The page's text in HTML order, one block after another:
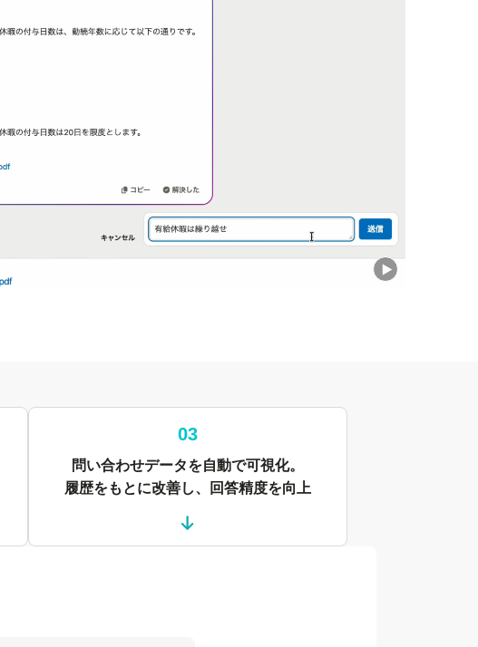
03
問い合わせデータを自動で可視化。
履歴をもとに改善し、回答精度を向上